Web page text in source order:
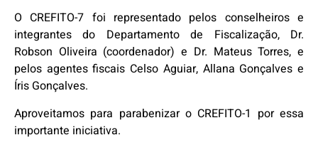
O CREFITO-7 foi representado pelos conselheiros e
integrantes do Departamento de Fiscalização, Dr.
Robson Oliveira (coordenador) e Dr. Mateus Torres, e
pelos agentes fiscais Celso Aguiar, Allana Gonçalves e
Íris Gonçalves.
Aproveitamos para parabenizar o CREFITO-1 por essa
importante iniciativa.